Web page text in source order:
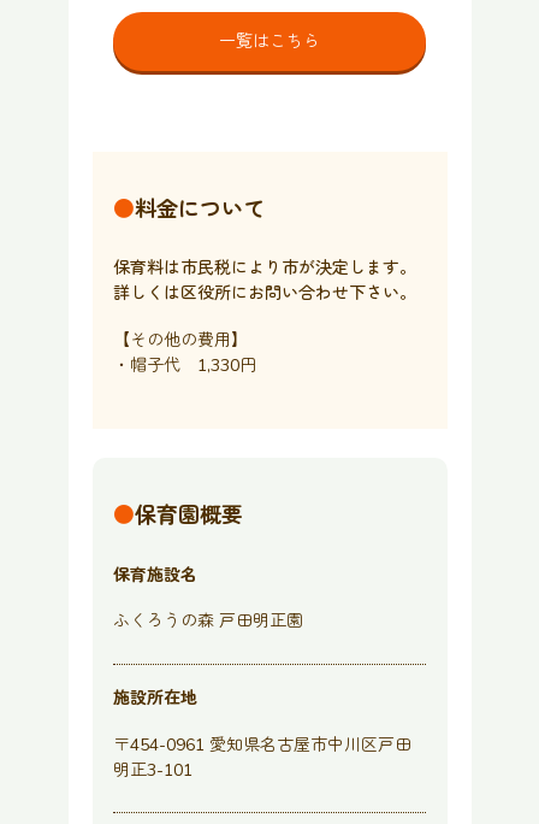
一覧はこちら
●料金について
保育料は市民税により市が決定します。
詳しくは区役所にお問い合わせ下さい。
【その他の費用】
・帽子代 1,330円
●保育園概要
保育施設名
ふくろうの森 戸田明正園
施設所在地
〒454-0961 愛知県名古屋市中川区戸田
明正3-101